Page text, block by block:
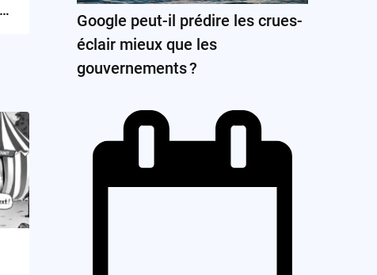
Google peut-il prédire les crues-
éclair mieux que les
gouvernements ?